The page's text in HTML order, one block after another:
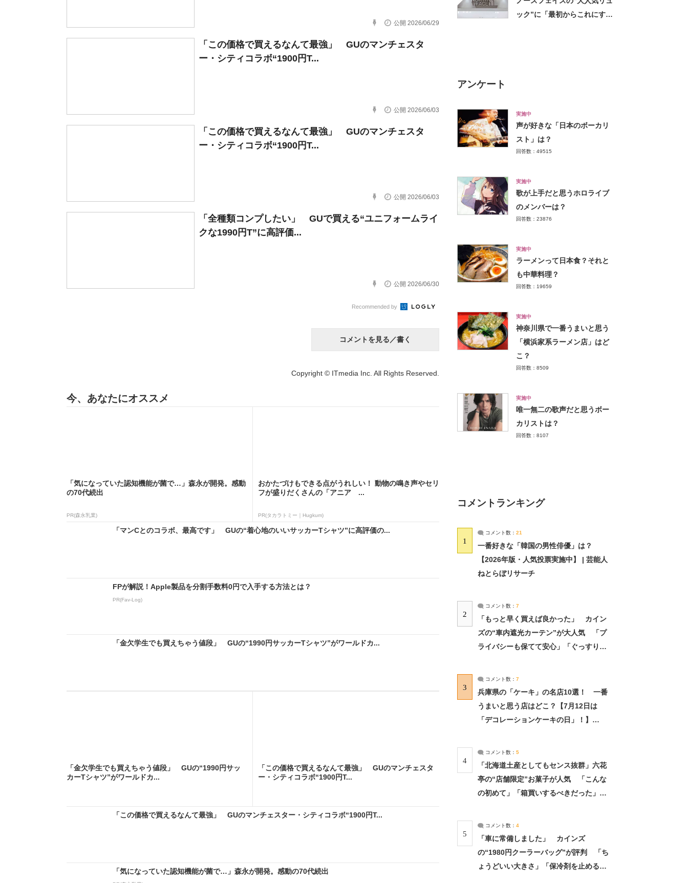
公開 2026/06/29
「この価格で買えるなんて最強」 GUのマンチェスタ
ー・シティコラボ“1900円T...
公開 2026/06/03
「この価格で買えるなんて最強」 GUのマンチェスタ
ー・シティコラボ“1900円T...
公開 2026/06/03
「全種類コンプしたい」 GUで買える“ユニフォームライ
クな1990円T”に高評価...
公開 2026/06/30
Recommended by
コメントを見る／書く
Copyright © ITmedia Inc. All Rights Reserved.
今、あなたにオススメ
「気になっていた認知機能が菌で…」森永が開発。感動
の70代続出
PR(森永乳業)
おかたづけもできる点がうれしい！ 動物の鳴き声やセリ
フが盛りだくさんの「アニア ...
PR(タカラトミー｜Hugkum)
「マンCとのコラボ、最高です」 GUの“着心地のいいサッカーTシャツ”に高評価の...
FPが解説！Apple製品を分割手数料0円で入手する方法とは？
PR(Fav-Log)
「金欠学生でも買えちゃう値段」 GUの“1990円サッカーTシャツ”がワールドカ...
「金欠学生でも買えちゃう値段」 GUの“1990円サッ
カーTシャツ”がワールドカ...
「この価格で買えるなんて最強」 GUのマンチェスタ
ー・シティコラボ“1900円T...
「この価格で買えるなんて最強」 GUのマンチェスター・シティコラボ“1900円T...
「気になっていた認知機能が菌で…」森永が開発。感動の70代続出
ック”に「最初からこれにすれ
アンケート
実施中
声が好きな「日本のボーカリ
スト」は？
回答数：49515
実施中
歌が上手だと思うホロライブ
のメンバーは？
回答数：23876
実施中
ラーメンって日本食？それと
も中華料理？
回答数：19659
実施中
神奈川県で一番うまいと思う
「横浜家系ラーメン店」はど
こ？
回答数：8509
実施中
唯一無二の歌声だと思うボー
カリストは？
回答数：8107
コメントランキング
1
コメント数： 21
一番好きな「韓国の男性俳優」は？
【2026年版・人気投票実施中】 | 芸能人
ねとらぼリサーチ
2
コメント数： 7
「もっと早く買えば良かった」 カイン
ズの“車内遮光カーテン”が大人気 「プ
ライバシーも保てて安心」「ぐっすり眠
3
コメント数： 7
兵庫県の「ケーキ」の名店10選！ 一番
うまいと思う店はどこ？【7月12日は
「デコレーションケーキの日」！】
4
コメント数： 5
「北海道土産としてもセンス抜群」六花
亭の“店舗限定”お菓子が人気 「こんな
の初めて」「箱買いするべきだった」
5
コメント数： 4
「車に常備しました」 カインズ
の“1980円クーラーバッグ”が評判 「ち
ょうどいい大きさ」「保冷剤を止めるベ